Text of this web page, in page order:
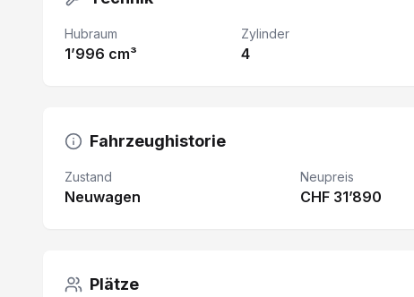
Hubraum
1’996 cm³
Zylinder
4
Fahrzeughistorie
Zustand
Neuwagen
Neupreis
CHF 31’890
Plätze